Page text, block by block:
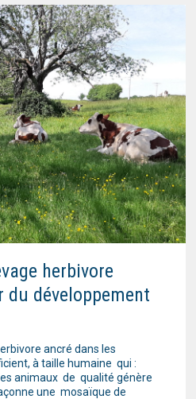
herbivore
développement
ancré dans les
à taille humaine qui :
animaux de qualité génère
une mosaïque de